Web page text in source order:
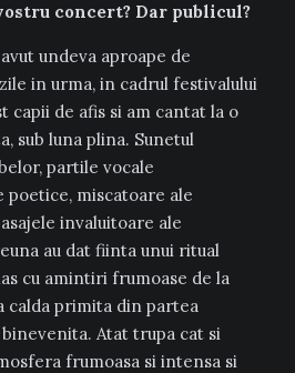
concert? Dar publicul?
undeva aproape de
in urma, in cadrul festivalului
capii de afis si am cantat la o
sub luna plina. Sunetul
partile vocale
miscatoare ale
invaluitoare ale
au dat fiinta unui ritual
cu amintiri frumoase de la
calda primita din partea
Atat trupa cat si
frumoasa si intensa si